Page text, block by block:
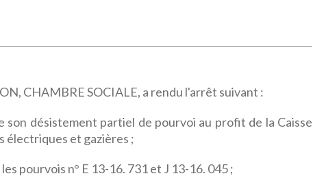
CHAMBRE SOCIALE, a rendu l'arrêt suivant :
son désistement partiel de pourvoi au profit de la Caisse
électriques et gazières ;
pourvois n° E 13-16. 731 et J 13-16. 045 ;